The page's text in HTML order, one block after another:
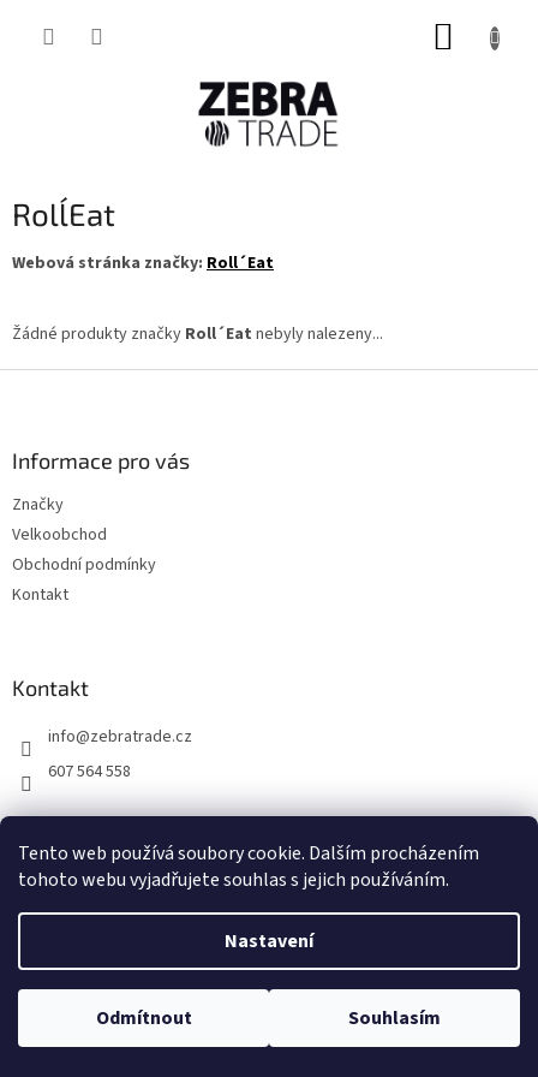
Tento web používá soubory cookie. Dalším procházením
tohoto webu vyjadřujete souhlas s jejich používáním.
Nastavení
Odmítnout Souhlasím
Roll´Eat
Webová stránka značky: Roll´Eat
Žádné produkty značky Roll´Eat nebyly nalezeny...
Informace pro vás
Značky
Velkoobchod
Obchodní podmínky
Kontakt
Kontakt
info@zebratrade.cz
607 564 558
Vytvořil Shoptet
Copyright 2026ZEBRAtrade s.r.o.. Všechna práva vyhrazena.
Upravit nastavení cookies